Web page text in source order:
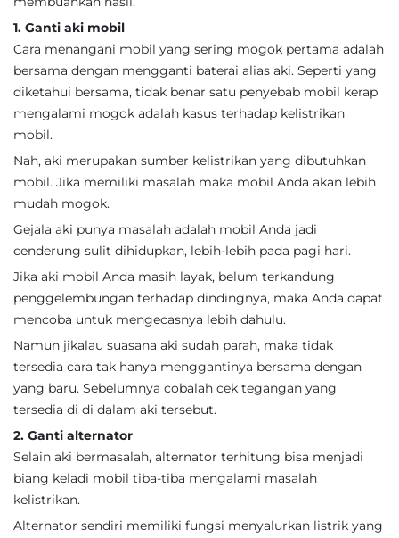
1. Ganti aki mobil
Cara menangani mobil yang sering mogok pertama adalah
bersama dengan mengganti baterai alias aki. Seperti yang
diketahui bersama, tidak benar satu penyebab mobil kerap
mengalami mogok adalah kasus terhadap kelistrikan
mobil.
Nah, aki merupakan sumber kelistrikan yang dibutuhkan
mobil. Jika memiliki masalah maka mobil Anda akan lebih
mudah mogok.
Gejala aki punya masalah adalah mobil Anda jadi
cenderung sulit dihidupkan, lebih-lebih pada pagi hari.
Jika aki mobil Anda masih layak, belum terkandung
penggelembungan terhadap dindingnya, maka Anda dapat
mencoba untuk mengecasnya lebih dahulu.
Namun jikalau suasana aki sudah parah, maka tidak
tersedia cara tak hanya menggantinya bersama dengan
yang baru. Sebelumnya cobalah cek tegangan yang
tersedia di di dalam aki tersebut.
2. Ganti alternator
Selain aki bermasalah, alternator terhitung bisa menjadi
biang keladi mobil tiba-tiba mengalami masalah
kelistrikan.
Alternator sendiri memiliki fungsi menyalurkan listrik yang